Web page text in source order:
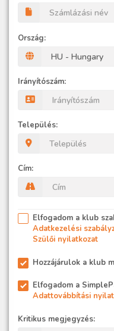
Ország:
Irányítószám:
Település:
Cím:
Elfogadom a klub
Adatkezelési
Szülői nyilatkozat
Hozzájárulok a klub
Elfogadom a
Adattovábbítási
Kritikus megjegyzés: